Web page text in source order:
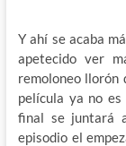
Y ahí se acaba
apetecido ver
remoloneo llorón
película ya no
final se juntará
episodio el